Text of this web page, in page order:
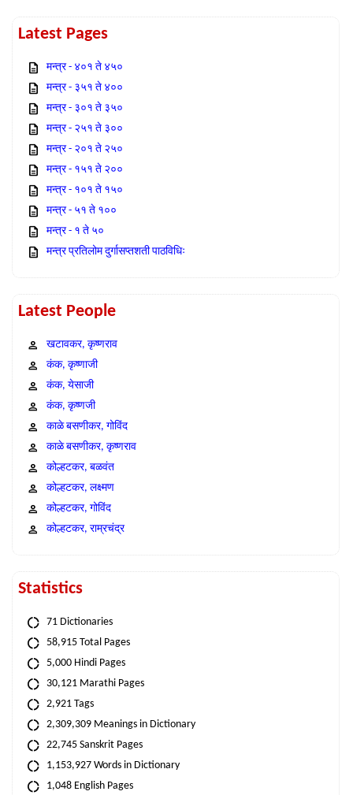
Latest Pages
मन्त्र - ४०१ ते ४५०
मन्त्र - ३५१ ते ४००
मन्त्र - ३०१ ते ३५०
मन्त्र - २५१ ते ३००
मन्त्र - २०१ ते २५०
मन्त्र - १५१ ते २००
मन्त्र - १०१ ते १५०
मन्त्र - ५१ ते १००
मन्त्र - १ ते ५०
मन्त्र प्रतिलोम दुर्गासप्तशती पाठविधिः
Latest People
खटावकर, कृष्णराव
कंक, कृष्णाजी
कंक, येसाजी
कंक, कृष्णजी
काळे बसणीकर, गोविंद
काळे बसणीकर, कृष्णराव
कोल्हटकर, बळवंत
कोल्हटकर, लक्ष्मण
कोल्हटकर, गोविंद
कोल्हटकर, राम्रचंद्र
Statistics
71 Dictionaries
58,915 Total Pages
5,000 Hindi Pages
30,121 Marathi Pages
2,921 Tags
2,309,309 Meanings in Dictionary
22,745 Sanskrit Pages
1,153,927 Words in Dictionary
1,048 English Pages